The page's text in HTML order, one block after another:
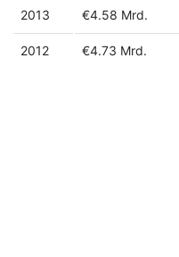
2013 €4.58 Mrd.
2012 €4.73 Mrd.